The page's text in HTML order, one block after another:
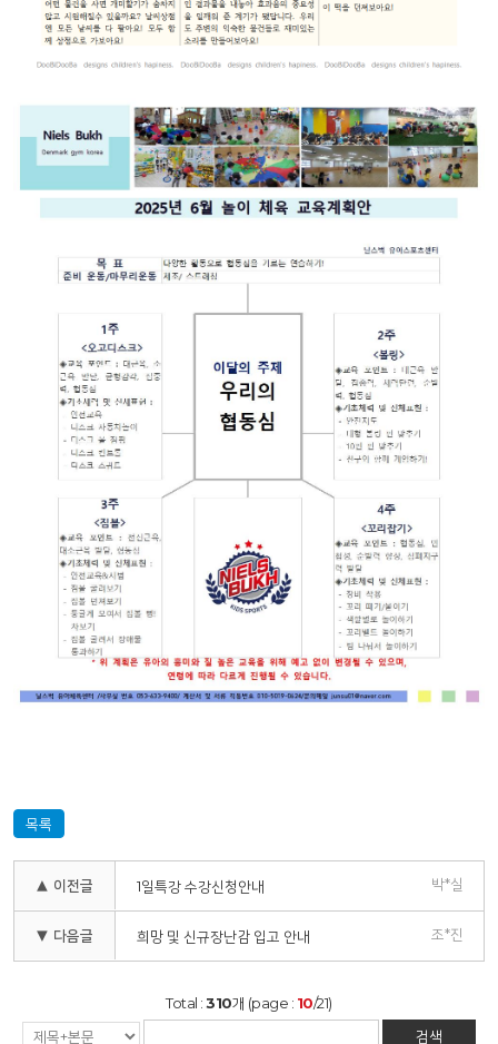
목록
▲ 이전글 1일특강 수강신청안내 박*실
▼ 다음글 희망 및 신규장난감 입고 안내 조*진
Total :310개 (page : 10/21)
검색